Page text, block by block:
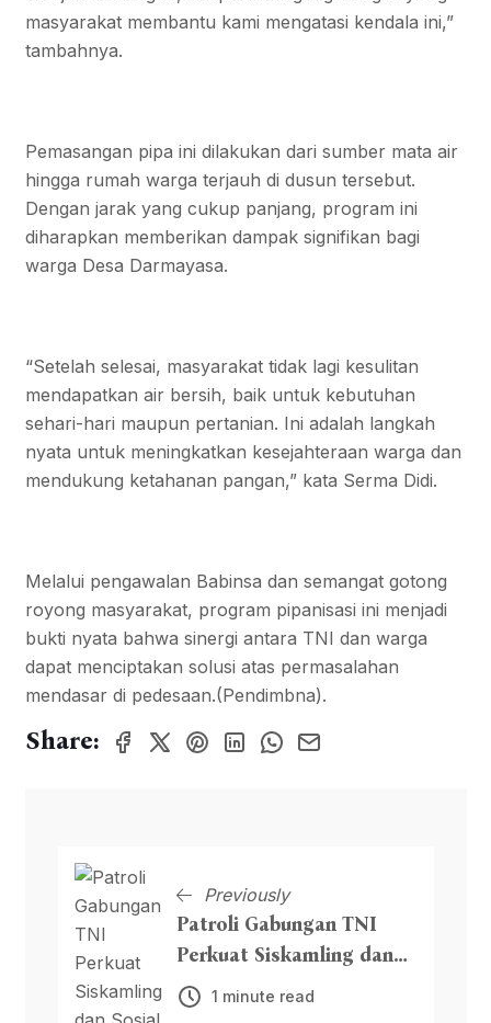
masyarakat membantu kami mengatasi kendala ini,”
tambahnya.
Pemasangan pipa ini dilakukan dari sumber mata air
hingga rumah warga terjauh di dusun tersebut.
Dengan jarak yang cukup panjang, program ini
diharapkan memberikan dampak signifikan bagi
warga Desa Darmayasa.
“Setelah selesai, masyarakat tidak lagi kesulitan
mendapatkan air bersih, baik untuk kebutuhan
sehari-hari maupun pertanian. Ini adalah langkah
nyata untuk meningkatkan kesejahteraan warga dan
mendukung ketahanan pangan,” kata Serma Didi.
Melalui pengawalan Babinsa dan semangat gotong
royong masyarakat, program pipanisasi ini menjadi
bukti nyata bahwa sinergi antara TNI dan warga
dapat menciptakan solusi atas permasalahan
mendasar di pedesaan.(Pendimbna).
Share:
Previously
Patroli Gabungan TNI
Perkuat Siskamling dan
Sosial1 minute read